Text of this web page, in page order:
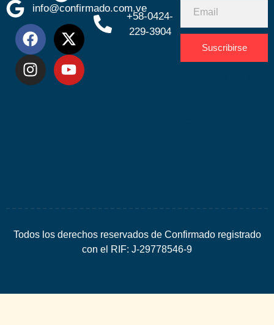
info@confirmado.com.ve
+58-0424-
229-3904
Suscribirse
Todos los derechos reservados de Confirmado registrado
con el RIF: J-29778546-9